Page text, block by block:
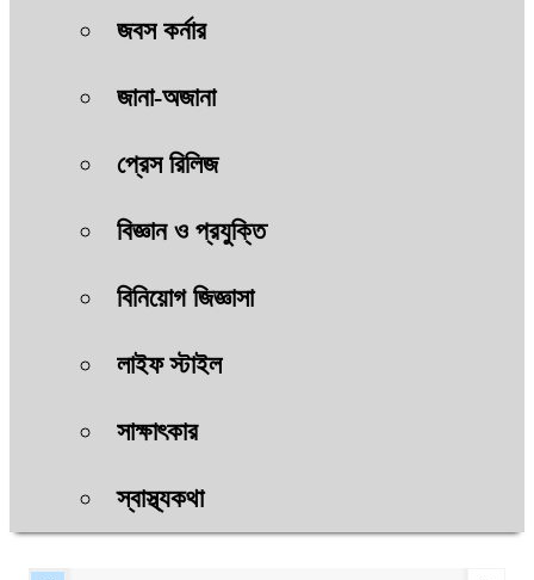
জবস কর্নার
জানা-অজানা
প্রেস রিলিজ
বিজ্ঞান ও প্রযুক্তি
বিনিয়োগ জিজ্ঞাসা
লাইফ স্টাইল
সাক্ষাৎকার
স্বাস্থ্যকথা